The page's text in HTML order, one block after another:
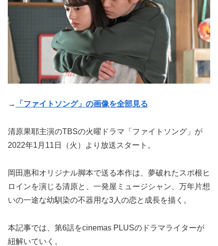
→ 「ファイトソング」の画像を全部見る
清原果耶主演のTBSの火曜ドラマ「ファイトソング」が
2022年1月11日（火）より放送スタート。
岡田惠和オリジナル脚本で送る本作は、夢破れたスポ根ヒ
ロインを演じる清原と、一発屋ミュージシャン、万年片想
いの一途な幼馴染の不器用な3人の恋と成長を描く。
本記事では、第6話をcinemas PLUSのドラマライターが
紐解いていく。